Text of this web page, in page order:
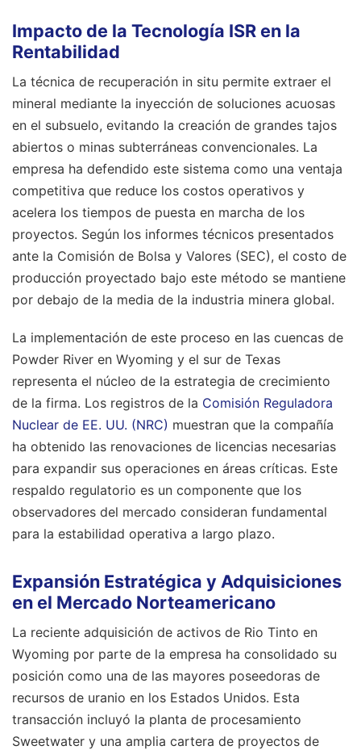
Impacto de la Tecnología ISR en la
Rentabilidad
La técnica de recuperación in situ permite extraer el
mineral mediante la inyección de soluciones acuosas
en el subsuelo, evitando la creación de grandes tajos
abiertos o minas subterráneas convencionales. La
empresa ha defendido este sistema como una ventaja
competitiva que reduce los costos operativos y
acelera los tiempos de puesta en marcha de los
proyectos. Según los informes técnicos presentados
ante la Comisión de Bolsa y Valores (SEC), el costo de
producción proyectado bajo este método se mantiene
por debajo de la media de la industria minera global.
La implementación de este proceso en las cuencas de
Powder River en Wyoming y el sur de Texas
representa el núcleo de la estrategia de crecimiento
de la firma. Los registros de la Comisión Reguladora
Nuclear de EE. UU. (NRC) muestran que la compañía
ha obtenido las renovaciones de licencias necesarias
para expandir sus operaciones en áreas críticas. Este
respaldo regulatorio es un componente que los
observadores del mercado consideran fundamental
para la estabilidad operativa a largo plazo.
Expansión Estratégica y Adquisiciones
en el Mercado Norteamericano
La reciente adquisición de activos de Rio Tinto en
Wyoming por parte de la empresa ha consolidado su
posición como una de las mayores poseedoras de
recursos de uranio en los Estados Unidos. Esta
transacción incluyó la planta de procesamiento
Sweetwater y una amplia cartera de proyectos de